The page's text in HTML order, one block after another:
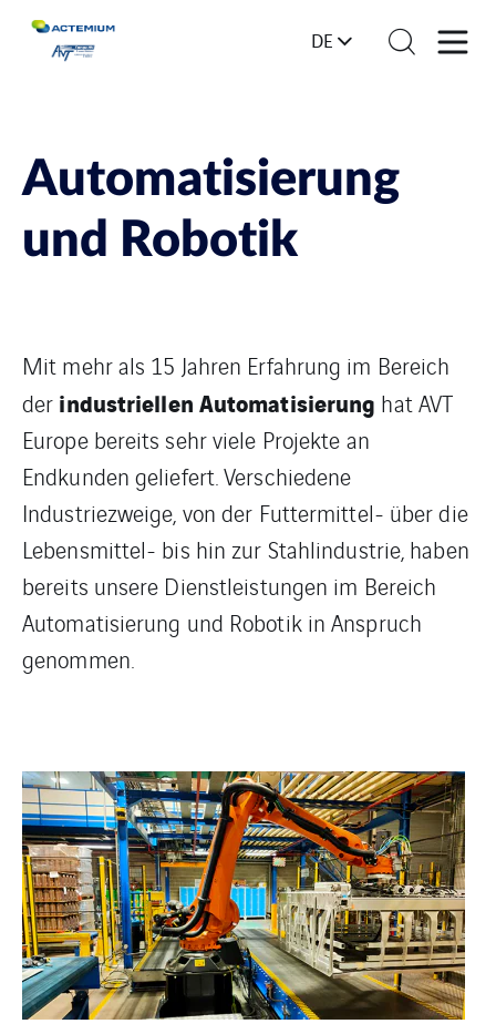
DE
Automatisierung
und Robotik
Mit mehr als 15 Jahren Erfahrung im Bereich
der industriellen Automatisierung hat AVT
Europe bereits sehr viele Projekte an
Endkunden geliefert. Verschiedene
Industriezweige, von der Futtermittel- über die
Lebensmittel- bis hin zur Stahlindustrie, haben
bereits unsere Dienstleistungen im Bereich
Automatisierung und Robotik in Anspruch
genommen.